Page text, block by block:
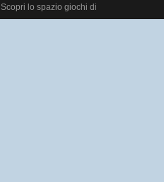
Scopri lo spazio giochi di